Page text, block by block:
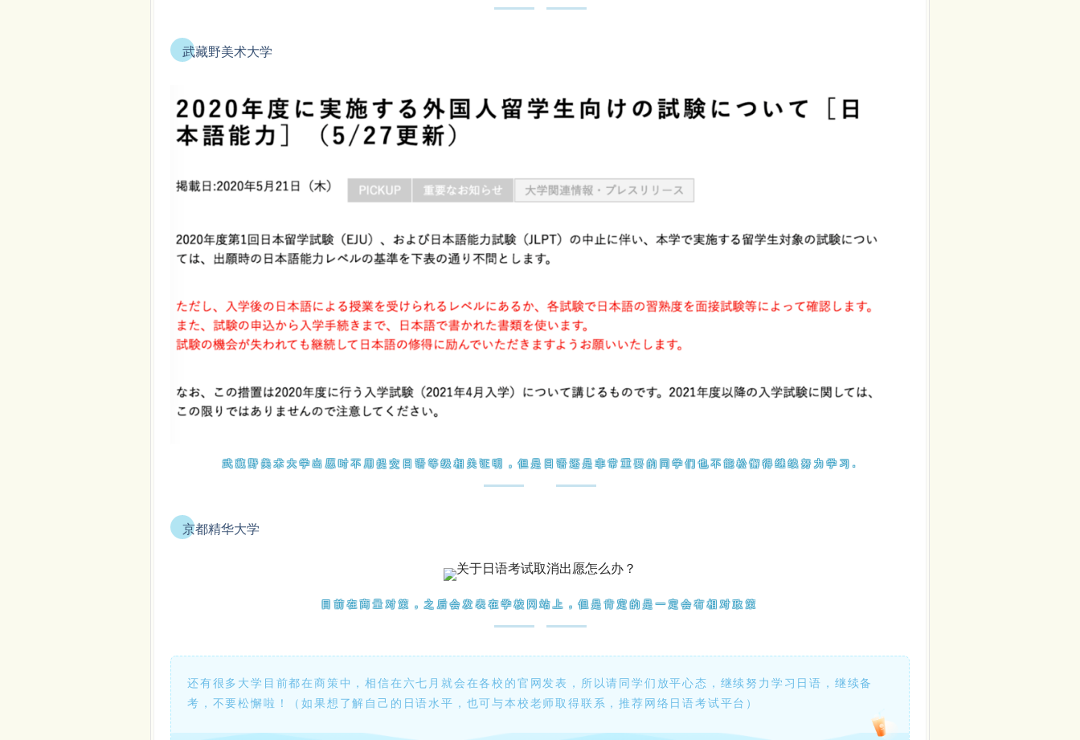
武藏野美术大学
武藏野美术大学出愿时不用提交日语等级相关证明，但是日语还是非常重要的同学们也不能松懈得继续努力学习.
京都精华大学
目前在商量对策，之后会发表在学校网站上，但是肯定的是一定会有相对政策
还有很多大学目前都在商策中，相信在六七月就会在各校的官网发表，所以请同学们放平心态，继续努力学习日语，继续备
考，不要松懈啦！（如果想了解自己的日语水平，也可与本校老师取得联系，推荐网络日语考试平台）